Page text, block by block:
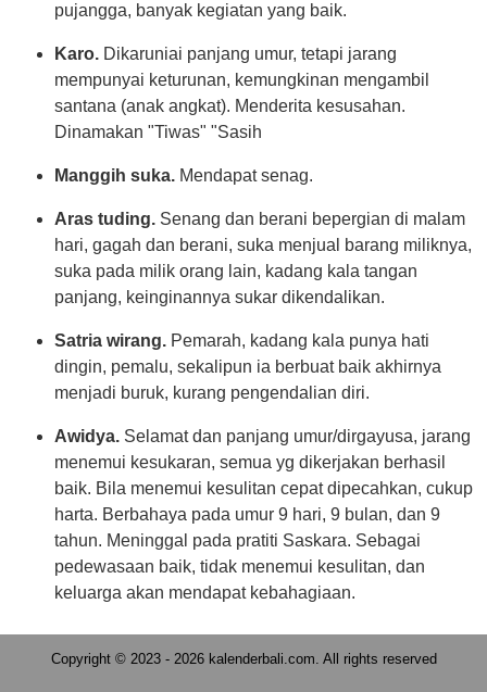
pujangga, banyak kegiatan yang baik.
Karo. Dikaruniai panjang umur, tetapi jarang
mempunyai keturunan, kemungkinan mengambil
santana (anak angkat). Menderita kesusahan.
Dinamakan "Tiwas" "Sasih
Manggih suka. Mendapat senag.
Aras tuding. Senang dan berani bepergian di malam
hari, gagah dan berani, suka menjual barang miliknya,
suka pada milik orang lain, kadang kala tangan
panjang, keinginannya sukar dikendalikan.
Satria wirang. Pemarah, kadang kala punya hati
dingin, pemalu, sekalipun ia berbuat baik akhirnya
menjadi buruk, kurang pengendalian diri.
Awidya. Selamat dan panjang umur/dirgayusa, jarang
menemui kesukaran, semua yg dikerjakan berhasil
baik. Bila menemui kesulitan cepat dipecahkan, cukup
harta. Berbahaya pada umur 9 hari, 9 bulan, dan 9
tahun. Meninggal pada pratiti Saskara. Sebagai
pedewasaan baik, tidak menemui kesulitan, dan
keluarga akan mendapat kebahagiaan.
Copyright © 2023 - 2026 kalenderbali.com. All rights reserved